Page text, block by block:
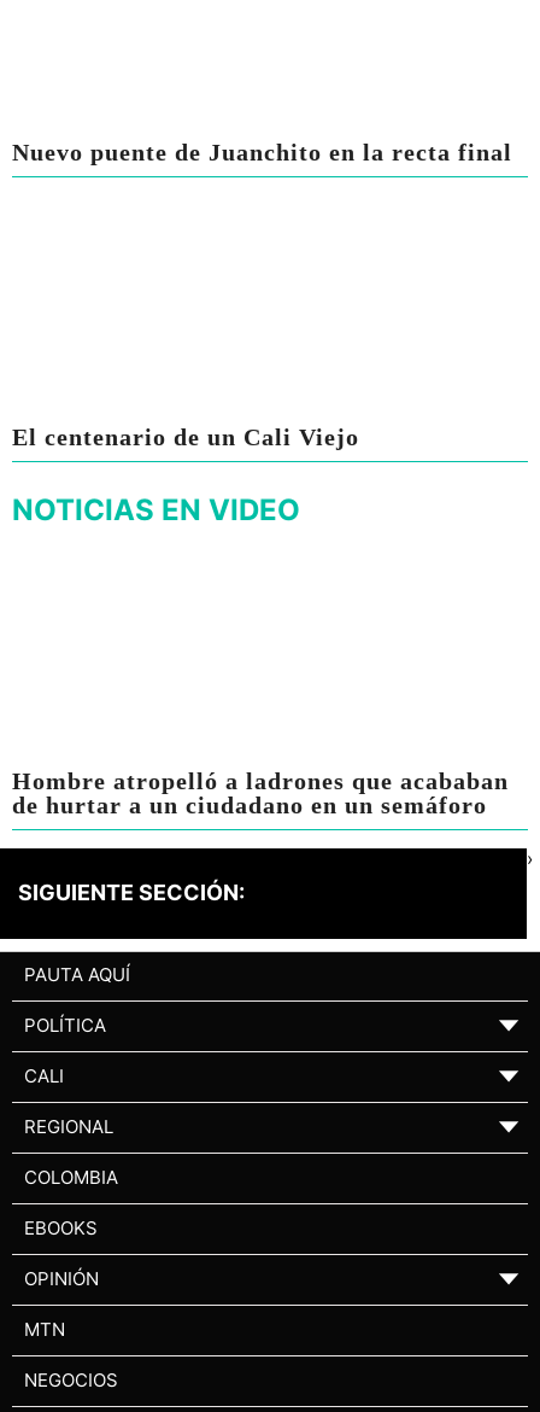
Nuevo puente de Juanchito en la recta final
El centenario de un Cali Viejo
NOTICIAS EN VIDEO
Hombre atropelló a ladrones que acababan
de hurtar a un ciudadano en un semáforo
SIGUIENTE SECCIÓN:
›
PAUTA AQUÍ
POLÍTICA ▼
CALI ▼
REGIONAL ▼
COLOMBIA
EBOOKS
OPINIÓN ▼
MTN
NEGOCIOS